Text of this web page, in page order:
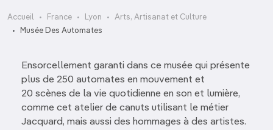
Accueil France Lyon
Arts, Artisanat et Culture
Musée Des Automates
Ensorcellement garanti dans ce musée qui présente
plus de 250 automates en mouvement et
20 scènes de la vie quotidienne en son et lumière,
comme cet atelier de canuts utilisant le métier
Jacquard, mais aussi des hommages à des artistes.